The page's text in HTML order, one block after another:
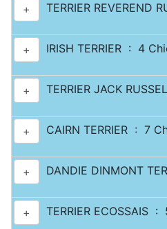
+ TERRIER REVEREND
+ IRISH TERRIER : 4
+ TERRIER JACK
+ CAIRN TERRIER : 7
+ DANDIE DINMONT
+ TERRIER ECOSSAIS :